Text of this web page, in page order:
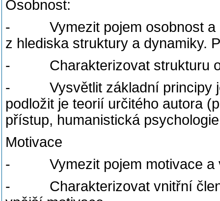
Osobnost:
- Vymezit pojem osobnost a
z hlediska struktury a dynamiky.
- Charakterizovat strukturu
- Vysvětlit základní principy
podložit je teorií určitého autora
přístup, humanistická
Motivace
- Vymezit pojem motivace a
- Charakterizovat vnitřní